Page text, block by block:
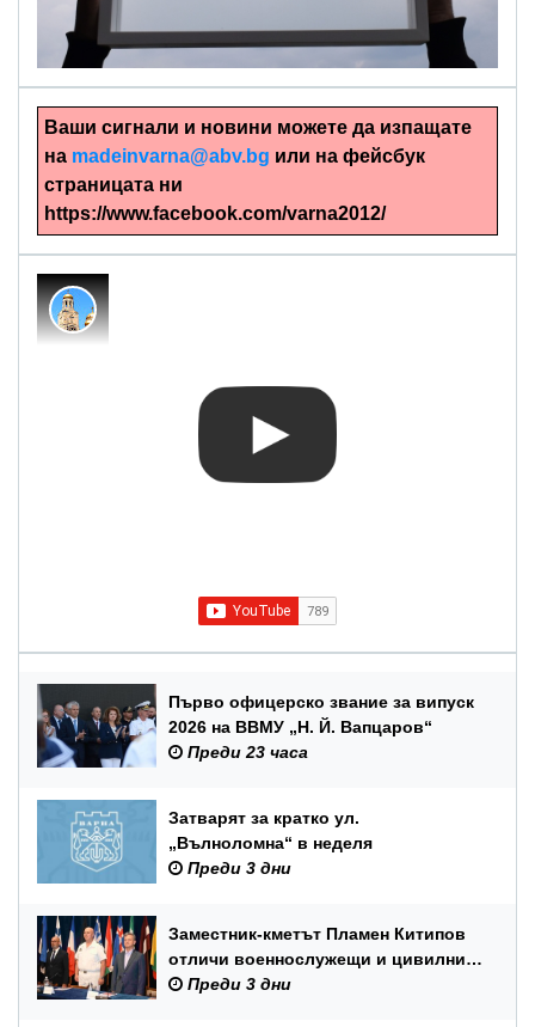
Ръчно изрязани картини
Ваши сигнали и новини можете да изпащате
на madeinvarna@abv.bg или на фейсбук
страницата ни
https://www.facebook.com/varna2012/
Първо офицерско звание за випуск
2026 на ВВМУ „Н. Й. Вапцаров“
Преди 23 часа
Затварят за кратко ул.
„Вълноломна“ в неделя
Преди 3 дни
Заместник-кметът Пламен Китипов
отличи военнослужещи и цивилни
служители по повод Празника на
Преди 3 дни